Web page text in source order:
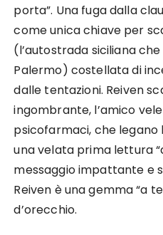
porta”. Una fuga dalla
come unica chiave per
(l’autostrada siciliana
Palermo) costellata di
dalle tentazioni. Reiven
ingombrante, l’amico
psicofarmaci, che legano
una velata prima lettura
messaggio impattante e
Reiven è una gemma “a
d’orecchio.